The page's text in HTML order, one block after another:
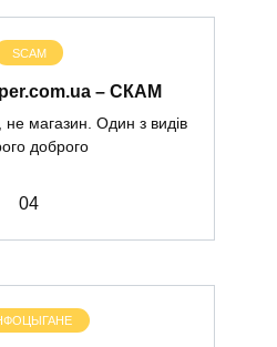
SCAM
– СКАМ
магазин. Один з видів
доброго
04